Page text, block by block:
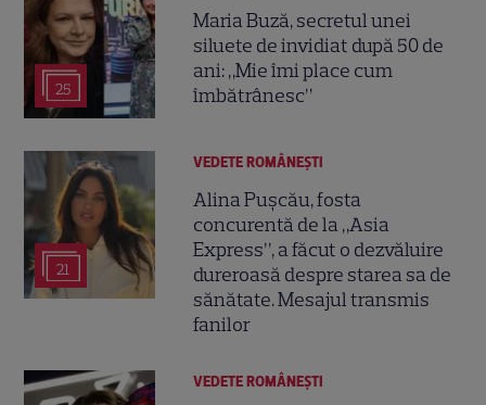
25
Maria Buză, secretul unei
siluete de invidiat după 50 de
ani: „Mie îmi place cum
îmbătrânesc”
21
VEDETE ROMÂNEŞTI
Alina Pușcău, fosta
concurentă de la „Asia
Express”, a făcut o dezvăluire
dureroasă despre starea sa de
sănătate. Mesajul transmis
fanilor
VEDETE ROMÂNEŞTI